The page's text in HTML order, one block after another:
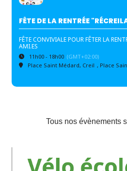
FÊTE DE LA RENTRÉE
FÊTE CONVIVIALE POUR FÊTER LA
AMI.ES
11h00 - 18h00 (GMT+02:00)
Place Saint Médard, Creil , Place
Tous nos évènements